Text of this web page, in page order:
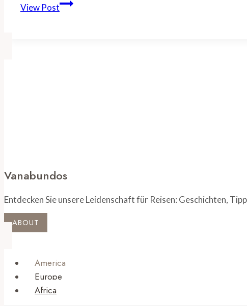
View PostWohnmobil
Vanabundos
Entdecken Sie unsere Leidenschaft für Reisen: Geschichten,
ABOUT
America
Europe
Africa